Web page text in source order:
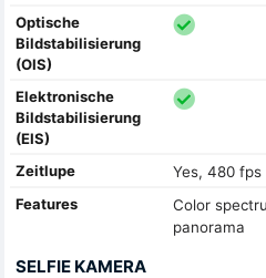
Optische
Bildstabilisierung
(OIS)
Elektronische
Bildstabilisierung
(EIS)
Zeitlupe
Yes, 480 fps
Features
Color
panorama
SELFIE KAMERA